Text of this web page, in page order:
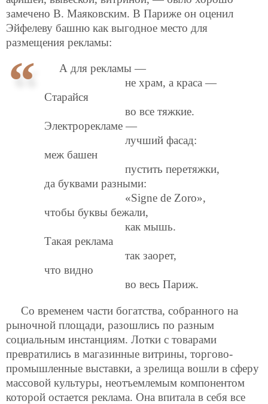
замечено В. Маяковским. В Париже он оценил
Эйфелеву башню как выгодное место для
размещения рекламы:
А для рекламы —
не храм, а краса —
Старайся
во все тяжкие.
Электрорекламе —
лучший фасад:
меж башен
пустить перетяжки,
да буквами разными:
«Signe de Zoro»,
чтобы буквы бежали,
как мышь.
Такая реклама
так заорет,
что видно
во весь Париж.
Со временем части богатства, собранного на
рыночной площади, разошлись по разным
социальным инстанциям. Лотки с товарами
превратились в магазинные витрины, торгово-
промышленные выставки, а зрелища вошли в сферу
массовой культуры, неотъемлемым компонентом
которой остается реклама. Она впитала в себя все